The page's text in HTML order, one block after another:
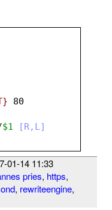
80
$1 [R,L]
01-14 11:33
pries, https,
, rewriteengine,